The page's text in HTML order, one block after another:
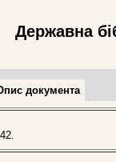
Державна
документа